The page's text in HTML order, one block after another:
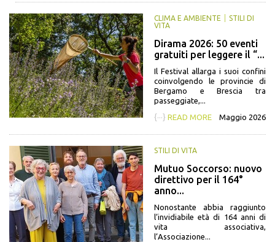
CLIMA E AMBIENTE
STILI DI
VITA
Dirama 2026: 50 eventi
gratuiti per leggere il “...
Il Festival allarga i suoi confini
coinvolgendo le provincie di
Bergamo e Brescia tra
passeggiate,...
{···} READ MORE Maggio 2026
STILI DI VITA
Mutuo Soccorso: nuovo
direttivo per il 164°
anno...
Nonostante abbia raggiunto
l’invidiabile età di 164 anni di
vita associativa,
l’Associazione...